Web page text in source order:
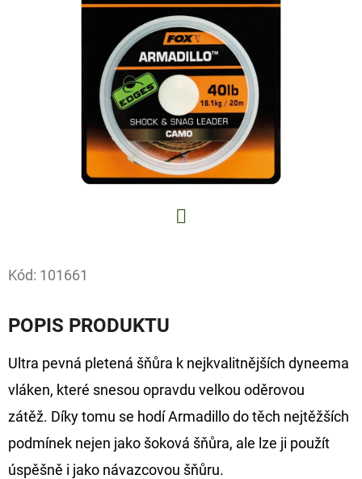
Kód: 101661
POPIS PRODUKTU
Ultra pevná pletená šňůra k nejkvalitnějších dyneema
vláken, které snesou opravdu velkou oděrovou
zátěž. Díky tomu se hodí Armadillo do těch nejtěžších
podmínek nejen jako šoková šňůra, ale lze ji použít
úspěšně i jako návazcovou šňůru.
HLEDAT
D
O
P
O